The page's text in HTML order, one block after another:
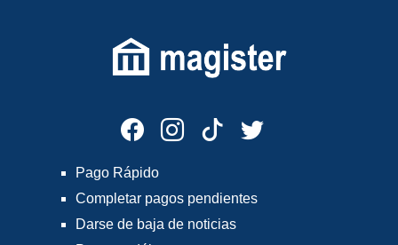
Pago Rápido
Completar pagos pendientes
Darse de baja de noticias